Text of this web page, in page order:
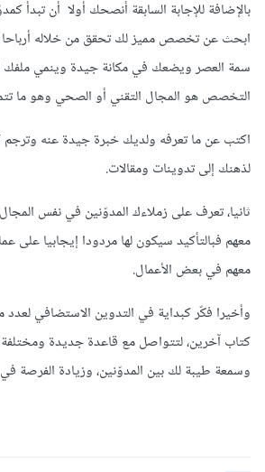
بالإضافة للإجابة السابقة أنصحك أولا أن تبدأ
ابحث عن تخصص مميز لك تحقق من خلاله
سمة العصر ويضعك في مكانة جيدة وينمي ملفك
التخصص هو المجال التقني أو الصحي وهو ما
اكتب عن ما تعرفه ولديك خبرة جيدة عنه وترجم
لذهنك إلى تدوينات ومقالات.
ثانيا، تعرف على زملاءك المدوّنين في نفس
معهم فبالتأكيد سيكون لها مردودا إيجابيا على
معهم في بعض الأعمال.
وأخيرا فكّر كبداية في التدوين الاستضافي لعدد
كتاب آخرين، لتتواصل مع قاعدة جديدة ومختلفة
وسمعة طيبة لك بين المدوّنين، وزيادة الفرصة